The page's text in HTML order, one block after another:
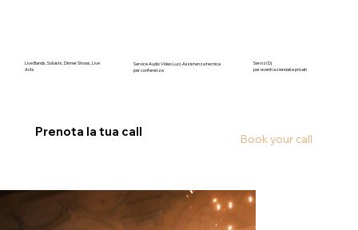
Prenota la tua call Book your call
Live Bands, Soloists, Dinner Shows, Live
Acts
Service Audio Video Luci, Assistenza tecnica
per conferenze
Servizi Dj
per eventi aziendali e privati